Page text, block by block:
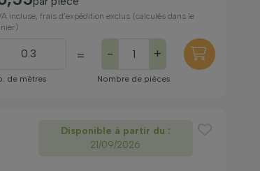
incluse, frais d’expédition exclus (calculés dans le
de mètres
= - +
Nombre de pièces
Disponible à partir du :
21/09/2026